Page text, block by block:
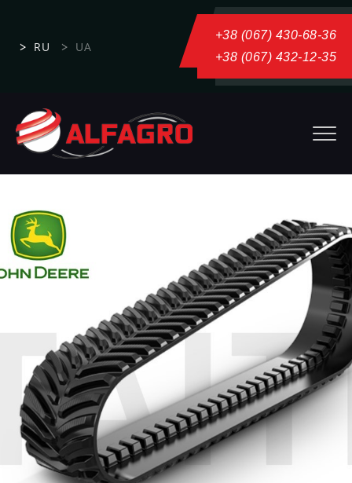
RU UA
+38 (067) 430-68-36
+38 (067) 432-12-35